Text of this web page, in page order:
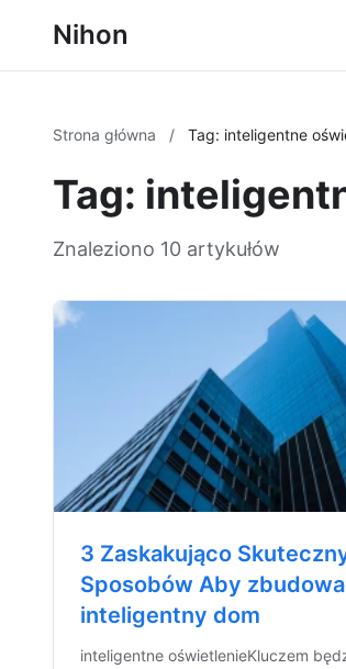
Nihon
Strona główna / Tag: inteligentne
Tag:
Znaleziono 10 artykułów
3 Zaskakująco
Sposobów Aby
inteligentny dom
inteligentne oświetlenieKluczem